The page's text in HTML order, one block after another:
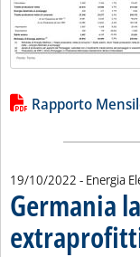
Lista allegati
Rapporto
19/10/2022 - Energia
Germania